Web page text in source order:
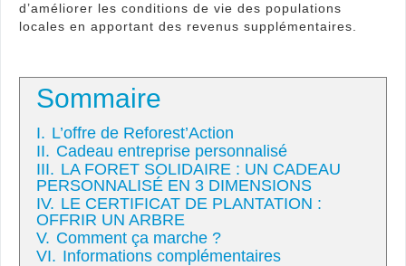
d’améliorer les conditions de vie des populations
locales en apportant des revenus supplémentaires.
Sommaire
I. L’offre de Reforest’Action
II. Cadeau entreprise personnalisé
III. LA FORET SOLIDAIRE : UN CADEAU
PERSONNALISÉ EN 3 DIMENSIONS
IV. LE CERTIFICAT DE PLANTATION :
OFFRIR UN ARBRE
V. Comment ça marche ?
VI. Informations complémentaires